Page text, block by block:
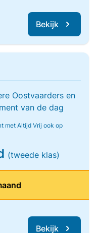
Bekijk
Oostvaarders en
van de dag
met Altijd Vrij ook op
(tweede klas)
Bekijk